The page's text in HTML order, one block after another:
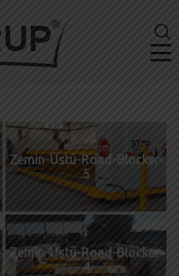
Zemin-Üstü-Road-Blocker-
5
Zemin-Üstü-Road-Blocker-
4